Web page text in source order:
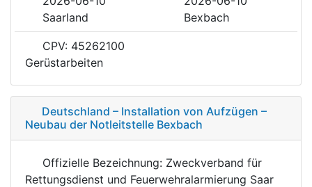
Saarland
Bexbach
CPV: 45262100
Gerüstarbeiten
Deutschland – Installation von Aufzügen –
Neubau der Notleitstelle Bexbach
Offizielle Bezeichnung: Zweckverband für
Rettungsdienst und Feuerwehralarmierung Saar